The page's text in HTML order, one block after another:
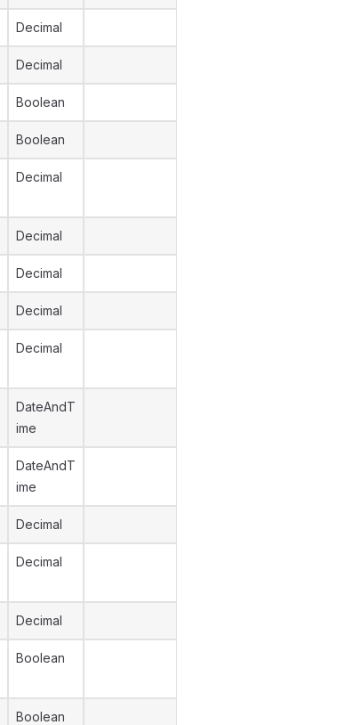
Decimal
Decimal
Boolean
Boolean
Decimal
Decimal
Decimal
Decimal
Decimal
DateAndT
ime
DateAndT
ime
Decimal
Decimal
Decimal
Boolean
Boolean